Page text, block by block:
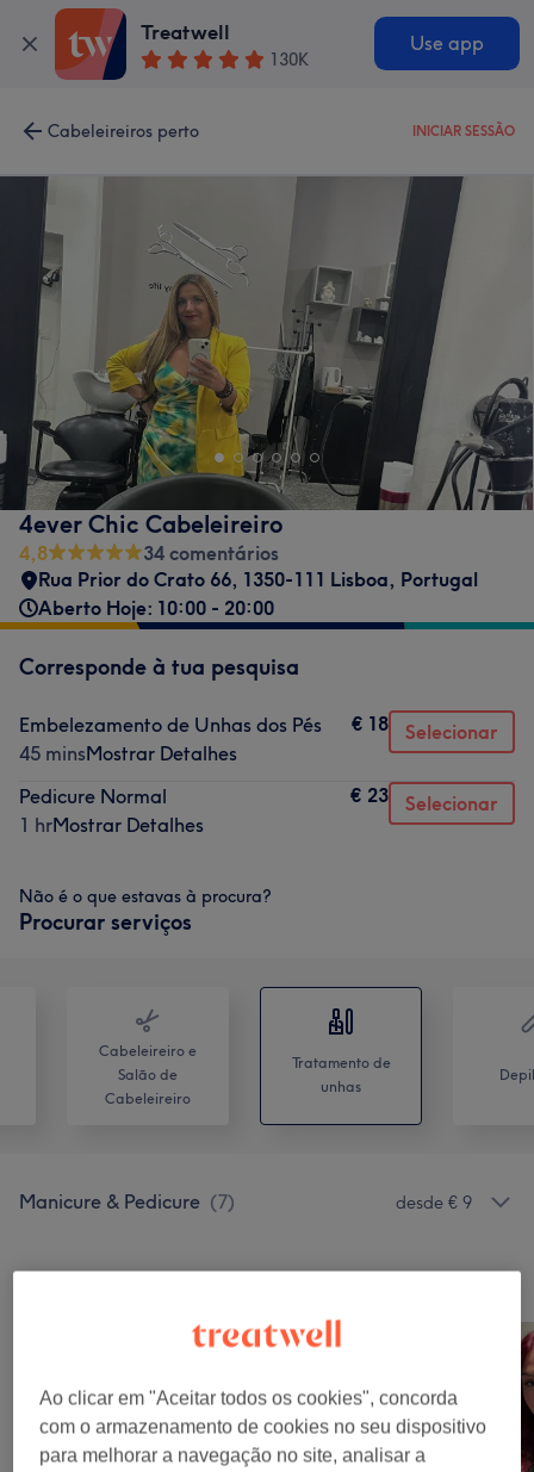
Treatwell
130K
Use app
Cabeleireiros perto INICIAR SESSÃO
4ever Chic Cabeleireiro
4,8
34 comentários
Rua Prior do Crato 66, 1350-111 Lisboa, Portugal
Aberto Hoje: 10:00 - 20:00
Corresponde à tua pesquisa
Embelezamento de Unhas dos Pés
45 minsMostrar Detalhes
€ 18 Selecionar
Pedicure Normal
1 hrMostrar Detalhes
€ 23 Selecionar
Não é o que estavas à procura?
Procurar serviços
Cabeleireiro e
Salão de
Cabeleireiro
Tratamento de
unhas
Manicure & Pedicure (7) desde € 9
Ao clicar em "Aceitar todos os cookies", concorda
com o armazenamento de cookies no seu dispositivo
para melhorar a navegação no site, analisar a